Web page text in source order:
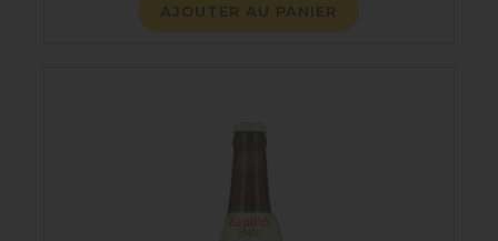
AJOUTER AU PANIER